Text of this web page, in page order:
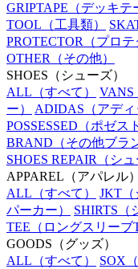
GRIPTAPE （デッキテ
TOOL （工具類）
PROTECTOR （プロ
OTHER （その他）
SHOES （シューズ）
ALL （すべて） VANS
ー）
ADIDAS （アディ
POSSESSED （ポゼス
BRAND （その他ブラ
SHOES REPAIR （シ
APPAREL （アパレル）
ALL （すべて） JKT
パーカー）
SHIRTS （
TEE （ロングスリーブ
GOODS （グッズ）
ALL （すべて） SOX